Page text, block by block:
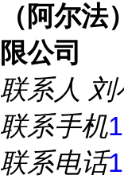
（阿尔
限公司
联系人 刘
联系手机
联系电话